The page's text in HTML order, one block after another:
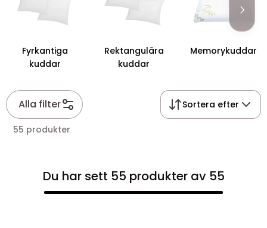
Fyrkantiga
kuddar
Rektangulära
kuddar
Memorykuddar
Alla filter Sortera efter
55 produkter
Du har sett 55 produkter av 55